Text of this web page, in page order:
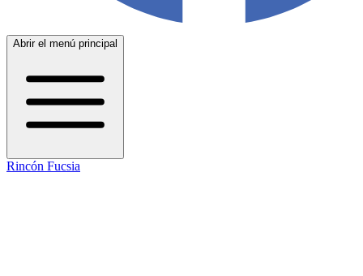
Abrir el menú principal
Rincón Fucsia